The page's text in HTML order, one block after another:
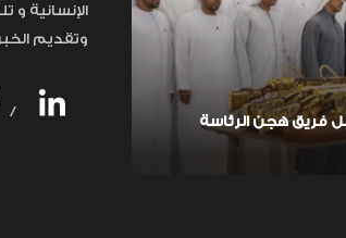
الإنسانية و
وتقديم
/